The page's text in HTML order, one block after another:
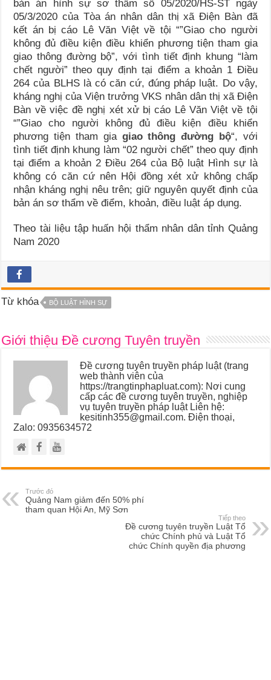
bản án hình sự sơ thẩm số 05/2020/HS-ST ngày
05/3/2020 của Tòa án nhân dân thị xã Điện Bàn đã
kết án bị cáo Lê Văn Việt về tội “”Giao cho người
không đủ điều kiện điều khiển phương tiện tham gia
giao thông đường bộ”, với tình tiết định khung “làm
chết người” theo quy định tại điểm a khoản 1 Điều
264 của BLHS là có căn cứ, đúng pháp luật. Do vậy,
kháng nghị của Viện trưởng VKS nhân dân thị xã Điện
Bàn về việc đề nghị xét xử bị cáo Lê Văn Việt về tội
“”Giao cho người không đủ điều kiện điều khiển
phương tiện tham gia giao thông đường bộ“, với
tình tiết định khung làm “02 người chết” theo quy định
tại điểm a khoản 2 Điều 264 của Bộ luật Hình sự là
không có căn cứ nên Hội đồng xét xử không chấp
nhận kháng nghị nêu trên; giữ nguyên quyết định của
bản án sơ thẩm về điểm, khoản, điều luật áp dụng.
Theo tài liệu tập huấn hội thẩm nhân dân tỉnh Quảng
Nam 2020
Từ khóa BỘ LUẬT HÌNH SỰ
Giới thiệu Đề cương Tuyên truyền
Đề cương tuyên truyền pháp luật (trang
web thành viên của
https://trangtinphapluat.com): Nơi cung
cấp các đề cương tuyên truyền, nghiệp
vụ tuyên truyền pháp luật Liên hệ:
kesitinh355@gmail.com. Điện thoại,
Zalo: 0935634572
Trước đó
Quảng Nam giảm đến 50% phí
tham quan Hội An, Mỹ Sơn
Tiếp theo
Đề cương tuyên truyền Luật Tổ
chức Chính phủ và Luật Tổ
chức Chính quyền địa phương